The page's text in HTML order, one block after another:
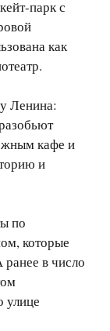
парк с
как
Ленина:
кафе и
и
по
которые
ранее в число
улице